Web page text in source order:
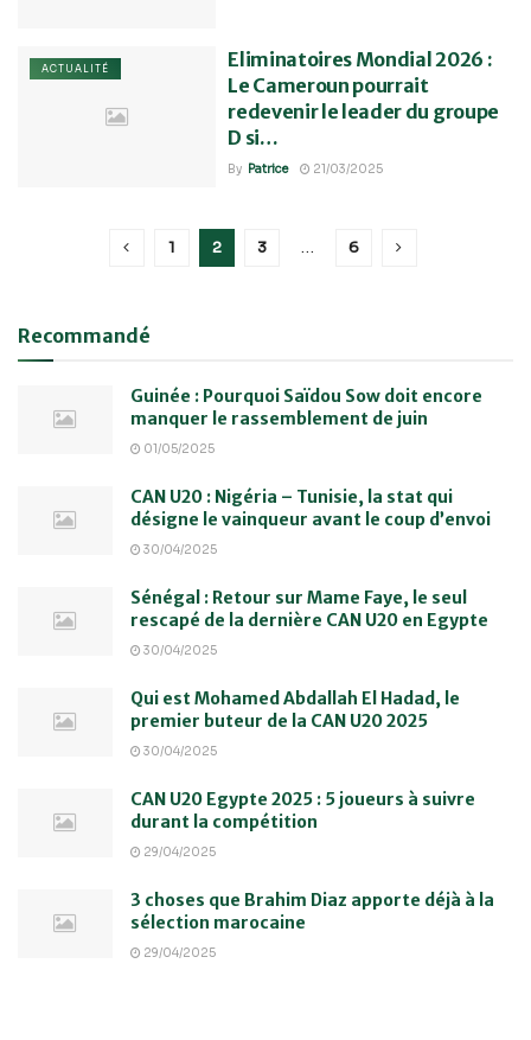
ACTUALITÉ
Eliminatoires Mondial 2026 :
Le Cameroun pourrait
redevenir le leader du groupe
D si…
By Patrice 21/03/2025
1 2 3 … 6
Recommandé
Guinée : Pourquoi Saïdou Sow doit encore
manquer le rassemblement de juin
01/05/2025
CAN U20 : Nigéria – Tunisie, la stat qui
désigne le vainqueur avant le coup d’envoi
30/04/2025
Sénégal : Retour sur Mame Faye, le seul
rescapé de la dernière CAN U20 en Egypte
30/04/2025
Qui est Mohamed Abdallah El Hadad, le
premier buteur de la CAN U20 2025
30/04/2025
CAN U20 Egypte 2025 : 5 joueurs à suivre
durant la compétition
29/04/2025
3 choses que Brahim Diaz apporte déjà à la
sélection marocaine
29/04/2025